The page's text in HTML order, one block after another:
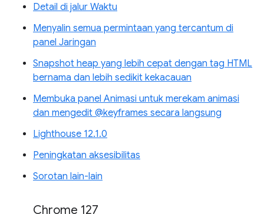
Detail di jalur Waktu
Menyalin semua permintaan yang tercantum di
panel Jaringan
Snapshot heap yang lebih cepat dengan tag HTML
bernama dan lebih sedikit kekacauan
Membuka panel Animasi untuk merekam animasi
dan mengedit @keyframes secara langsung
Lighthouse 12.1.0
Peningkatan aksesibilitas
Sorotan lain-lain
Chrome 127